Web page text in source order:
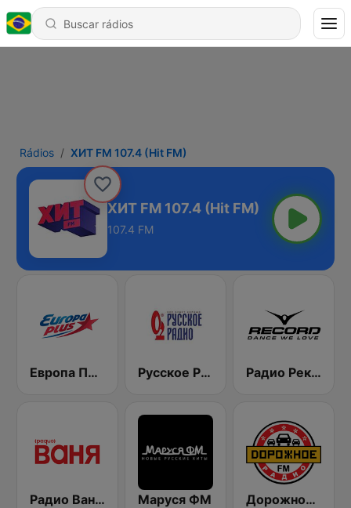
Rádios ХИТ FM 107.4 (Hit FM)
ХИТ FM 107.4 (Hit FM)
107.4 FM
Европа Плюс (Europa Plus) Русское Радио Радио Рекорд 101.9 (Radio Record)
Радио Ваня (Radio Vanya) Маруся ФМ Дорожное Радио (Dorojnoe Radio)